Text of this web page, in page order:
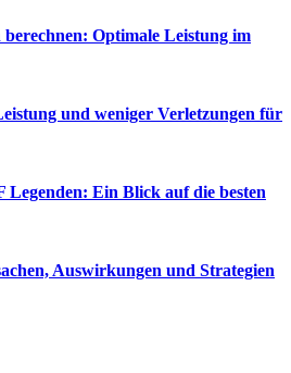
Optimale Leistung im
und weniger Verletzungen für
Legenden: Ein Blick auf die besten
Auswirkungen und Strategien